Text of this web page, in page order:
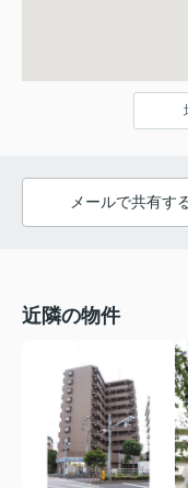
メールで共有す
近隣の物件